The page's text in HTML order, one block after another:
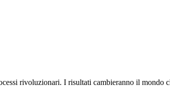
rivoluzionari. I risultati cambieranno il mondo